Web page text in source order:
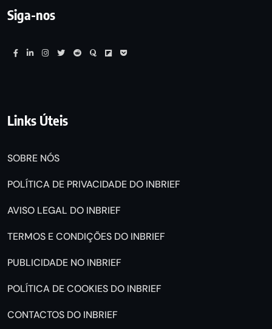
Siga-nos
Links Úteis
SOBRE NÓS
POLÍTICA DE PRIVACIDADE DO INBRIEF
AVISO LEGAL DO INBRIEF
TERMOS E CONDIÇÕES DO INBRIEF
PUBLICIDADE NO INBRIEF
POLÍTICA DE COOKIES DO INBRIEF
CONTACTOS DO INBRIEF